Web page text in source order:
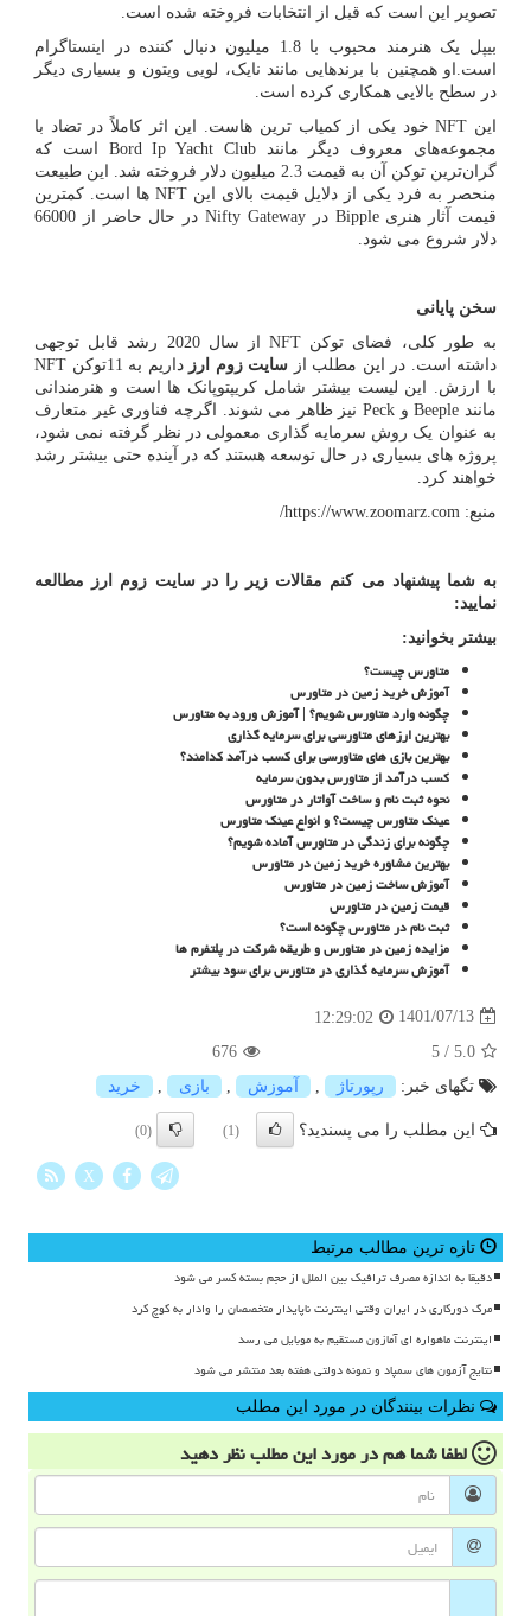
تصویر این است که قبل از انتخابات فروخته شده است.
بیپل یک هنرمند محبوب با 1.8 میلیون دنبال کننده در اینستاگرام
است.او همچنین با برندهایی مانند نایک، لویی ویتون و بسیاری دیگر
در سطح بالایی همکاری کرده است.
این NFTخود یکی از کمیاب ترین هاست. این اثر کاملاً در تضاد با
مجموعه‌های معروف دیگر مانندBord Ip Yacht Club است که
گران‌ترین توکن آن به قیمت 2.3 میلیون دلار فروخته شد. این طبیعت
منحصر به فرد یکی از دلایل قیمت بالای اینNFT ها است. کمترین
قیمت آثار هنریBipple درNifty Gateway
در حال حاضر از 66000
دلار شروع می شود.
سخن پایانی
به طور کلی، فضای توکن NFT
از سال 2020 رشد قابل توجهی
داشته است. در این مطلب از سایت زوم ارز داریم به 11توکن
NFT
با ارزش. این لیست بیشتر شامل کریپتوپانک ها است و هنرمندانی
مانند Beepleو Peckنیز ظاهر می شوند. اگرچه فناوری غیر متعارف
به عنوان یک روش سرمایه گذاری معمولی در نظر گرفته نمی شود،
پروژه های بسیاری در حال توسعه هستند که در آینده حتی بیشتر رشد
خواهند کرد.
منبع: https://www.zoomarz.com
/
به شما پیشنهاد می کنم مقالات زیر را در سایت زوم ارز مطالعه
نمایید:
بیشتر بخوانید:
متاورس چیست؟
آموزش خرید زمین در متاورس
چگونه وارد متاورس شویم؟ | آموزش ورود به متاورس
بهترین ارزهای متاورسی برای سرمایه گذاری
بهترین بازی های متاورسی برای کسب درآمد کدامند؟
کسب درآمد از متاورس بدون سرمایه
نحوه ثبت نام و ساخت آواتار در متاورس
عینک متاورس چیست؟ و انواع عینک متاورس
چگونه برای زندگی در متاورس آماده شویم؟
بهترین مشاوره خرید زمین در متاورس
آموزش ساخت زمین در متاورس
قیمت زمین در متاورس
ثبت نام در متاورس چگونه است؟
مزایده زمین در متاورس و طریقه شرکت در پلتفرم ها
آموزش سرمایه گذاری در متاورس برای سود بیشتر
1401/07/13
12:29:02
5.0
/
5
676
تگهای خبر:
رپورتاژ , آموزش , بازی , خرید
این مطلب را می پسندید؟ (1)
(0)
X
تازه ترین مطالب مرتبط
دقیقا به اندازه مصرف ترافیک بین الملل از حجم بسته کسر می شود
مرگ دورکاری در ایران وقتی اینترنت ناپایدار متخصصان را وادار به کوچ کرد
اینترنت ماهواره ای آمازون مستقیم به موبایل می رسد
نتایج آزمون های سمپاد و نمونه دولتی هفته بعد منتشر می شود
نظرات بینندگان در مورد این مطلب
لطفا شما همدر مورد این مطلبنظر دهید